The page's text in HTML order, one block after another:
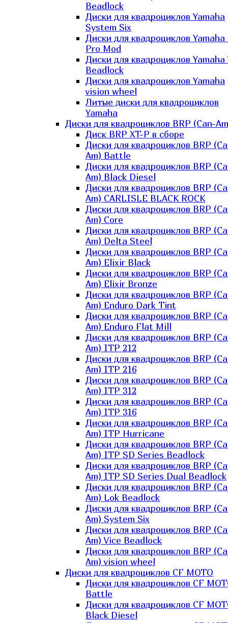
Beadlock
Диски для квадроциклов Yamaha
System Six
Диски для квадроциклов Yamaha
Pro Mod
Диски для квадроциклов Yamaha
Beadlock
Диски для квадроциклов Yamaha
vision wheel
Литые диски для квадроциклов
Yamaha
Диски для квадроциклов BRP (Can-
Диск BRP XT-P в сборе
Диски для квадроциклов BRP
Am) Battle
Диски для квадроциклов BRP
Am) Black Diesel
Диски для квадроциклов BRP
Am) CARLISLE BLACK ROCK
Диски для квадроциклов BRP
Am) Core
Диски для квадроциклов BRP
Am) Delta Steel
Диски для квадроциклов BRP
Am) Elixir Black
Диски для квадроциклов BRP
Am) Elixir Bronze
Диски для квадроциклов BRP
Am) Enduro Dark Tint
Диски для квадроциклов BRP
Am) Enduro Flat Mill
Диски для квадроциклов BRP
Am) ITP 212
Диски для квадроциклов BRP
Am) ITP 216
Диски для квадроциклов BRP
Am) ITP 312
Диски для квадроциклов BRP
Am) ITP 316
Диски для квадроциклов BRP
Am) ITP Hurricane
Диски для квадроциклов BRP
Am) ITP SD Series Beadlock
Диски для квадроциклов BRP
Am) ITP SD Series Dual Beadlock
Диски для квадроциклов BRP
Am) Lok Beadlock
Диски для квадроциклов BRP
Am) System Six
Диски для квадроциклов BRP
Am) Vice Beadlock
Диски для квадроциклов BRP
Am) vision wheel
Диски для квадроциклов CF MOTO
Диски для квадроциклов CF
Battle
Диски для квадроциклов CF
Black Diesel